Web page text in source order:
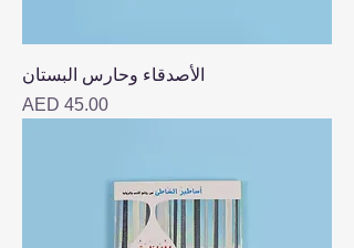
الأصدقاء وحارس البستان
Price
AED 45.00